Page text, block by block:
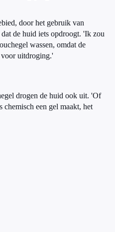
door het gebruik van
de huid iets opdroogt. 'Ik zou
wassen, omdat de
uitdroging.'
drogen de huid ook uit. 'Of
chemisch een gel maakt, het